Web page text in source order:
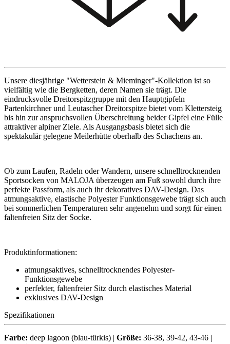
Unsere diesjährige "Wetterstein & Mieminger"-Kollektion ist so
vielfältig wie die Bergketten, deren Namen sie trägt. Die
eindrucksvolle Dreitorspitzgruppe mit den Hauptgipfeln
Partenkirchner und Leutascher Dreitorspitze bietet vom Klettersteig
bis hin zur anspruchsvollen Überschreitung beider Gipfel eine Fülle
attraktiver alpiner Ziele. Als Ausgangsbasis bietet sich die
spektakulär gelegene Meilerhütte oberhalb des Schachens an.
Ob zum Laufen, Radeln oder Wandern, unsere schnelltrocknenden
Sportsocken von MALOJA überzeugen am Fuß sowohl durch ihre
perfekte Passform, als auch ihr dekoratives DAV-Design. Das
atmungsaktive, elastische Polyester Funktionsgewebe trägt sich auch
bei sommerlichen Temperaturen sehr angenehm und sorgt für einen
faltenfreien Sitz der Socke.
Produktinformationen:
atmungsaktives, schnelltrocknendes Polyester-
Funktionsgewebe
perfekter, faltenfreier Sitz durch elastisches Material
exklusives DAV-Design
Spezifikationen
Farbe: deep lagoon (blau-türkis) | Größe: 36-38, 39-42, 43-46 |